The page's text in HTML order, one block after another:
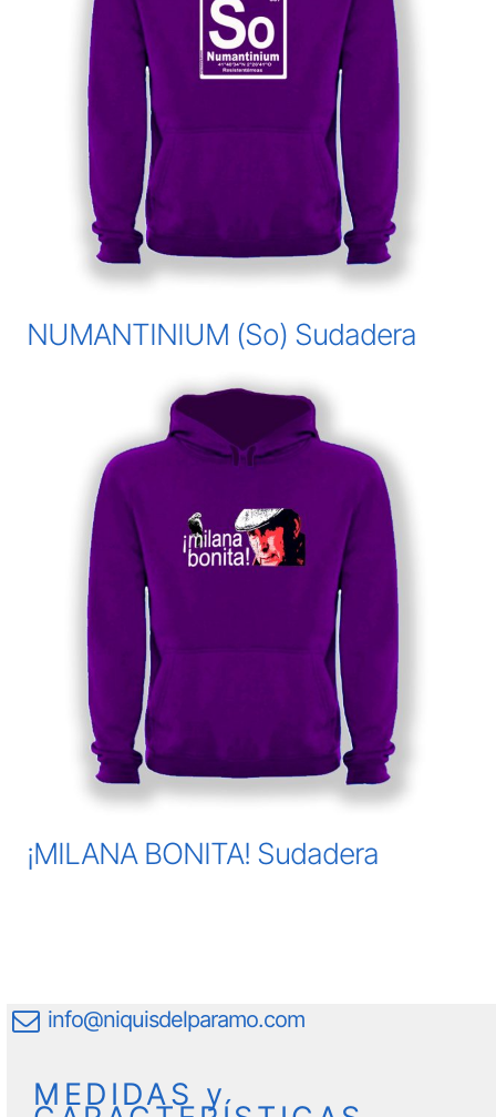
NUMANTINIUM (So) Sudadera
¡MILANA BONITA! Sudadera
info@niquisdelparamo.com
MEDIDAS y